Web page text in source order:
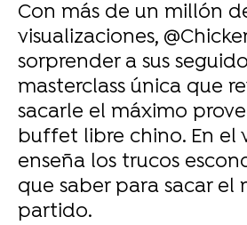
Con más de un millón
visualizaciones,
sorprender a sus
masterclass única que
sacarle el máximo
buffet libre chino. En el
enseña los trucos
que saber para sacar el
partido.